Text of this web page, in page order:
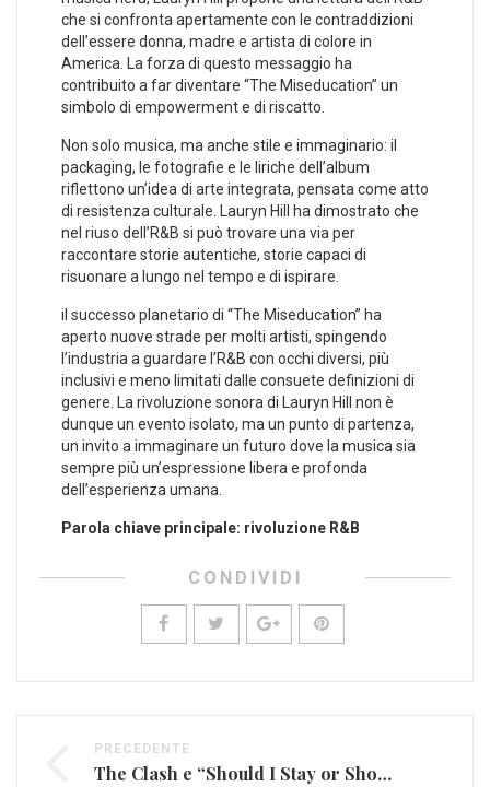
che si confronta apertamente con le​ contraddizioni
dell’essere donna,⁢ madre ‌e artista di colore in
America. La forza di ‌questo messaggio⁣ ha
contribuito a far diventare “The Miseducation” un
⁤simbolo di ‍empowerment e​ di riscatto.
Non‌ solo musica, ⁤ma anche stile e immaginario: ⁤il
packaging, le fotografie e le liriche​ dell’album
⁤riflettono ⁣un’idea di arte⁣ integrata, pensata come atto
di ⁢resistenza culturale. Lauryn Hill ha dimostrato che‍
nel riuso dell’R&B si può trovare una via per
raccontare storie ‍autentiche, storie capaci di
risuonare⁤ a lungo nel tempo e di ispirare.
il successo planetario di “The Miseducation” ha
⁢aperto ​nuove strade per molti artisti, spingendo
l’industria a guardare l’R&B con occhi diversi, più
inclusivi e meno limitati⁤ dalle consuete‌ definizioni ⁤di
genere.‍ La ‌rivoluzione ⁣sonora di Lauryn Hill ​non è
‌dunque un evento isolato, ⁢ma un punto di ‌partenza,
un invito a‍ immaginare un futuro​ dove la musica sia
sempre più un’espressione libera ‍e ‍profonda
dell’esperienza umana.
Parola chiave principale: rivoluzione R&B
CONDIVIDI
PRECEDENTE
The Clash e “Should I Stay or Should I Go”